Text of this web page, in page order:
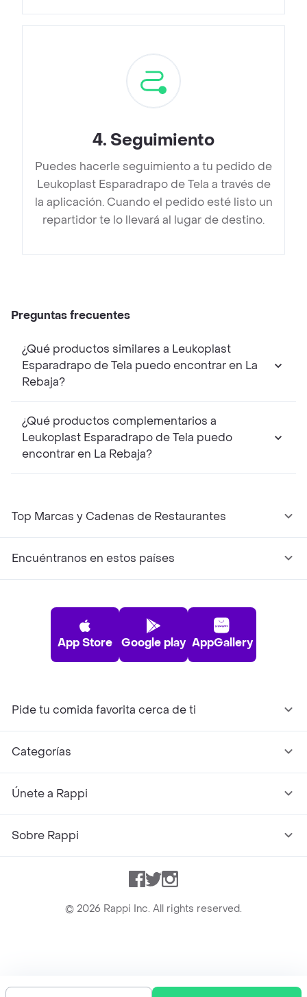
4. Seguimiento
Puedes hacerle seguimiento a tu pedido de
Leukoplast Esparadrapo de Tela a través de
la aplicación. Cuando el pedido esté listo un
repartidor te lo llevará al lugar de destino.
Preguntas frecuentes
¿Qué productos similares a Leukoplast
Esparadrapo de Tela puedo encontrar en La
Rebaja?
¿Qué productos complementarios a
Leukoplast Esparadrapo de Tela puedo
encontrar en La Rebaja?
Top Marcas y Cadenas de Restaurantes
Encuéntranos en estos países
App Store Google play AppGallery
Pide tu comida favorita cerca de ti
Categorías
Únete a Rappi
Sobre Rappi
Facebook
TwitterInstagram
© 2026 Rappi Inc. All rights reserved.